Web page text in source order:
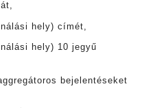
hely) címét,
hely) 10 jegyű
bejelentéseket